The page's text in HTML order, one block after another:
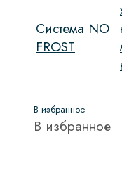
Система NO
FROST
В избранное
В избранное